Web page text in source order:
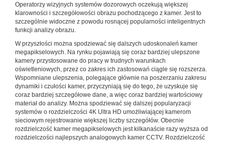
Operatorzy wizyjnych systemów dozorowych oczekują większej
klarowności i szczegółowości obrazu pochodzącego z kamer. Jest to
szczególnie widoczne z powodu rosnącej popularności inteligentnych
funkcji analizy obrazu.
W przyszłości można spodziewać się dalszych udoskonaleń kamer
megapikselowych. Na rynku pojawiają się coraz bardziej ulepszone
kamery przystosowane do pracy w trudnych warunkach
oświetleniowych, przez co zakres ich zastosowań ciągle się rozszerza.
Wspomniane ulepszenia, polegające głównie na poszerzaniu zakresu
dynamiki i czułości kamer, przyczyniają się do tego, że uzyskuje się
coraz bardziej szczegółowe dane, a więc coraz bardziej wartościowy
materiał do analizy. Można spodziewać się dalszej popularyzacji
systemów o rozdzielczości 4K Ultra HD umożliwiającej kamerom
sieciowym rejestrowanie większej liczby szczegółów. Obecnie
rozdzielczość kamer megapikselowych jest kilkanaście razy wyższa od
rozdzielczości najlepszych analogowych kamer CCTV. Rozdzielczość